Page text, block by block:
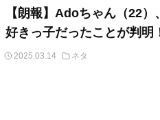
【朗報】Adoちゃん（22
好きっ子だったことが判明
2025.03.14 ネタ